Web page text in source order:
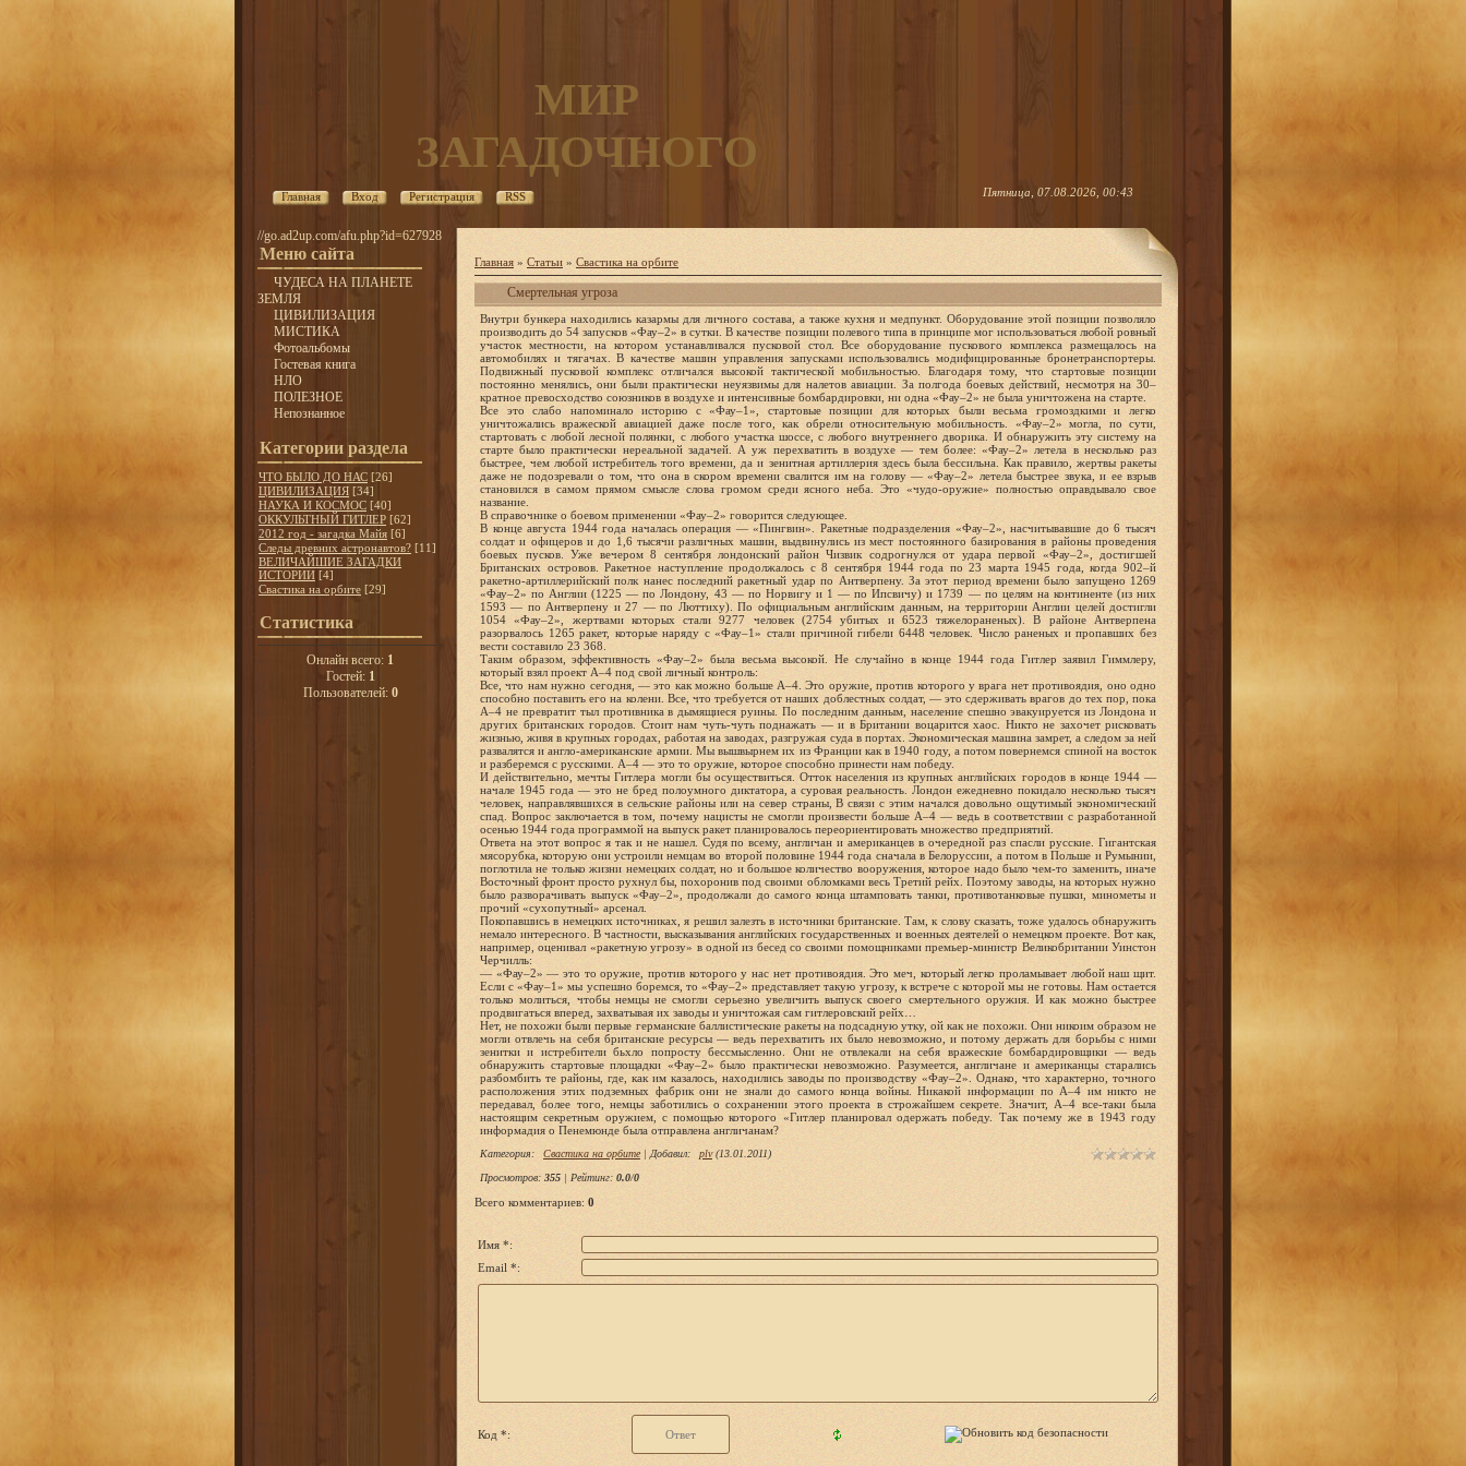
МИР
ЗАГАДОЧНОГО
Главная Вход Регистрация RSS Пятница, 07.08.2026, 00:43
//go.ad2up.com/afu.php?id=627928
Меню сайта
ЧУДЕСА НА ПЛАНЕТЕ
ЗЕМЛЯ
ЦИВИЛИЗАЦИЯ
МИСТИКА
Фотоальбомы
Гостевая книга
НЛО
ПОЛЕЗНОЕ
Непознанное
Категории раздела
ЧТО БЫЛО ДО НАС [26]
ЦИВИЛИЗАЦИЯ [34]
НАУКА И КОСМОС [40]
ОККУЛЬТНЫЙ ГИТЛЕР [62]
2012 год - загадка Майя [6]
Следы древних астронавтов? [11]
ВЕЛИЧАЙШИЕ ЗАГАДКИ
ИСТОРИИ [4]
Свастика на орбите [29]
Статистика
Онлайн всего: 1
Гостей: 1
Пользователей: 0
Главная » Статьи » Свастика на орбите
Смертельная угроза
Внутри бункера находились казармы для личного состава, а также кухня и медпункт. Оборудование этой позиции позволяло
производить до 54 запусков «Фау–2» в сутки. В качестве позиции полевого типа в принципе мог использоваться любой ровный
участок местности, на котором устанавливался пусковой стол. Все оборудование пускового комплекса размещалось на
автомобилях и тягачах. В качестве машин управления запусками использовались модифицированные бронетранспортеры.
Подвижный пусковой комплекс отличался высокой тактической мобильностью. Благодаря тому, что стартовые позиции
постоянно менялись, они были практически неуязвимы для налетов авиации. За полгода боевых действий, несмотря на 30–
кратное превосходство союзников в воздухе и интенсивные бомбардировки, ни одна «Фау–2» не была уничтожена на старте.
Все это слабо напоминало историю с «Фау–1», стартовые позиции для которых были весьма громоздкими и легко
уничтожались вражеской авиацией даже после того, как обрели относительную мобильность. «Фау–2» могла, по сути,
стартовать с любой лесной полянки, с любого участка шоссе, с любого внутреннего дворика. И обнаружить эту систему на
старте было практически нереальной задачей. А уж перехватить в воздухе — тем более: «Фау–2» летела в несколько раз
быстрее, чем любой истребитель того времени, да и зенитная артиллерия здесь была бессильна. Как правило, жертвы ракеты
даже не подозревали о том, что она в скором времени свалится им на голову — «Фау–2» летела быстрее звука, и ее взрыв
становился в самом прямом смысле слова громом среди ясного неба. Это «чудо-оружие» полностью оправдывало свое
название.
В справочнике о боевом применении «Фау–2» говорится следующее.
В конце августа 1944 года началась операция — «Пингвин». Ракетные подразделения «Фау–2», насчитывавшие до 6 тысяч
солдат и офицеров и до 1,6 тысячи различных машин, выдвинулись из мест постоянного базирования в районы проведения
боевых пусков. Уже вечером 8 сентября лондонский район Чизвик содрогнулся от удара первой «Фау–2», достигшей
Британских островов. Ракетное наступление продолжалось с 8 сентября 1944 года по 23 марта 1945 года, когда 902–й
ракетно-артиллерийский полк нанес последний ракетный удар по Антверпену. За этот период времени было запущено 1269
«Фау–2» по Англии (1225 — по Лондону, 43 — по Норвигу и 1 — по Ипсвичу) и 1739 — по целям на континенте (из них
1593 — по Антверпену и 27 — по Люттиху). По официальным английским данным, на территории Англии целей достигли
1054 «Фау–2», жертвами которых стали 9277 человек (2754 убитых и 6523 тяжелораненых). В районе Антверпена
разорвалось 1265 ракет, которые наряду с «Фау–1» стали причиной гибели 6448 человек. Число раненых и пропавших без
вести составило 23 368.
Таким образом, эффективность «Фау–2» была весьма высокой. Не случайно в конце 1944 года Гитлер заявил Гиммлеру,
который взял проект А–4 под свой личный контроль:
Все, что нам нужно сегодня, — это как можно больше А–4. Это оружие, против которого у врага нет противоядия, оно одно
способно поставить его на колени. Все, что требуется от наших доблестных солдат, — это сдерживать врагов до тех пор, пока
А–4 не превратит тыл противника в дымящиеся руины. По последним данным, население спешно эвакуируется из Лондона и
других британских городов. Стоит нам чуть-чуть поднажать — и в Британии воцарится хаос. Никто не захочет рисковать
жизнью, живя в крупных городах, работая на заводах, разгружая суда в портах. Экономическая машина замрет, а следом за ней
развалятся и англо-американские армии. Мы вышвырнем их из Франции как в 1940 году, а потом повернемся спиной на восток
и разберемся с русскими. А–4 — это то оружие, которое способно принести нам победу.
И действительно, мечты Гитлера могли бы осуществиться. Отток населения из крупных английских городов в конце 1944 —
начале 1945 года — это не бред полоумного диктатора, а суровая реальность. Лондон ежедневно покидало несколько тысяч
человек, направлявшихся в сельские районы или на север страны, В связи с этим начался довольно ощутимый экономический
спад. Вопрос заключается в том, почему нацисты не смогли произвести больше А–4 — ведь в соответствии с разработанной
осенью 1944 года программой на выпуск ракет планировалось переориентировать множество предприятий.
Ответа на этот вопрос я так и не нашел. Судя по всему, англичан и американцев в очередной раз спасли русские. Гигантская
мясорубка, которую они устроили немцам во второй половине 1944 года сначала в Белоруссии, а потом в Польше и Румынии,
поглотила не только жизни немецких солдат, но и большое количество вооружения, которое надо было чем-то заменить, иначе
Восточный фронт просто рухнул бы, похоронив под своими обломками весь Третий рейх. Поэтому заводы, на которых нужно
было разворачивать выпуск «Фау–2», продолжали до самого конца штамповать танки, противотанковые пушки, минометы и
прочий «сухопутный» арсенал.
Покопавшись в немецких источниках, я решил залезть в источники британские. Там, к слову сказать, тоже удалось обнаружить
немало интересного. В частности, высказывания английских государственных и военных деятелей о немецком проекте. Вот как,
например, оценивал «ракетную угрозу» в одной из бесед со своими помощниками премьер-министр Великобритании Уинстон
Черчилль:
— «Фау–2» — это то оружие, против которого у нас нет противоядия. Это меч, который легко проламывает любой наш щит.
Если с «Фау–1» мы успешно боремся, то «Фау–2» представляет такую угрозу, к встрече с которой мы не готовы. Нам остается
только молиться, чтобы немцы не смогли серьезно увеличить выпуск своего смертельного оружия. И как можно быстрее
продвигаться вперед, захватывая их заводы и уничтожая сам гитлеровский рейх…
Нет, не похожи были первые германские баллистические ракеты на подсадную утку, ой как не похожи. Они никоим образом не
могли отвлечь на себя британские ресурсы — ведь перехватить их было невозможно, и потому держать для борьбы с ними
зенитки и истребители бьхло попросту бессмысленно. Они не отвлекали на себя вражеские бомбардировщики — ведь
обнаружить стартовые площадки «Фау–2» было практически невозможно. Разумеется, англичане и американцы старались
разбомбить те районы, где, как им казалось, находились заводы по производству «Фау–2». Однако, что характерно, точного
расположения этих подземных фабрик они не знали до самого конца войны. Никакой информации по А–4 им никто не
передавал, более того, немцы заботились о сохранении этого проекта в строжайшем секрете. Значит, А–4 все-таки была
настоящим секретным оружием, с помощью которого «Гитлер планировал одержать победу. Так почему же в 1943 году
информадия о Пенемюнде была отправлена англичанам?
Категория: Свастика на орбите| Добавил: plv(13.01.2011)
Просмотров: 355 | Рейтинг: 0.0/0
Всего комментариев: 0
Имя *:
Email *:
Код *: